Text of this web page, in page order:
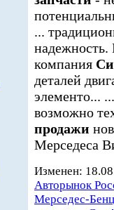
...
компания
деталей
элементо...
возможно
продажи
Мерседеса
Изменен:
Авторынок
Мерседес-Бенц